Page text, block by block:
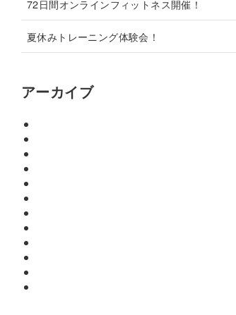
72日間オンラインフィットネス開催！
夏休みトレーニング体験会！
アーカイブ